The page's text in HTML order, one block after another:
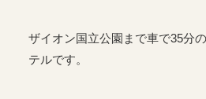
ザイオン国立公園まで車で35分
テルです。